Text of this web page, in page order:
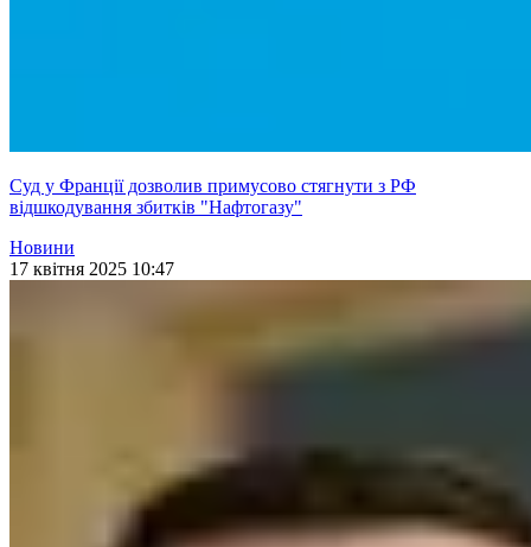
Суд у Франції дозволив примусово стягнути з РФ
відшкодування збитків "Нафтогазу"
Новини
17 квітня 2025 10:47